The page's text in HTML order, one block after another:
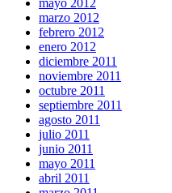
marzo 2012
febrero 2012
enero 2012
diciembre 2011
noviembre 2011
octubre 2011
septiembre 2011
agosto 2011
julio 2011
junio 2011
mayo 2011
abril 2011